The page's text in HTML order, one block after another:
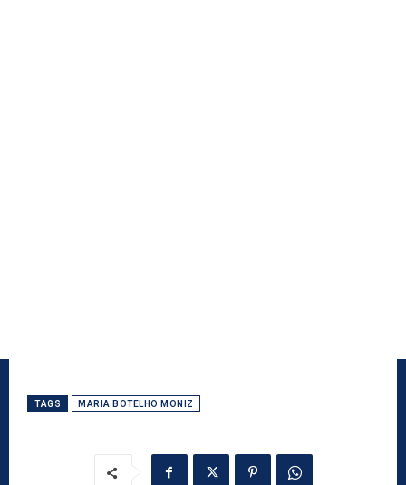
TAGS MARIA BOTELHO MONIZ